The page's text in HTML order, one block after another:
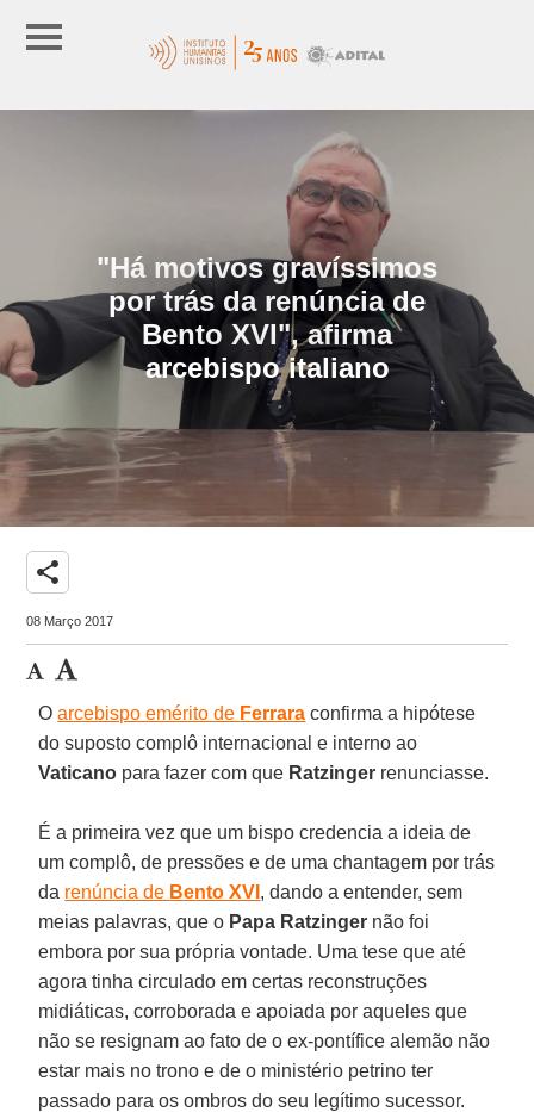
"Há motivos gravíssimos
por trás da renúncia de
Bento XVI", afirma
arcebispo italiano
share
08 Março 2017
Oarcebispo emérito de Ferrara confirma a hipótese
do suposto complô internacional e interno ao
Vaticano para fazer com que Ratzinger renunciasse.
É a primeira vez que um bispo credencia a ideia de
um complô, de pressões e de uma chantagem por trás
da renúncia de Bento XVI , dando a entender, sem
meias palavras, que o Papa Ratzinger não foi
embora por sua própria vontade. Uma tese que até
agora tinha circulado em certas reconstruções
midiáticas, corroborada e apoiada por aqueles que
não se resignam ao fato de o ex-pontífice alemão não
estar mais no trono e de o ministério petrino ter
passado para os ombros do seu legítimo sucessor.